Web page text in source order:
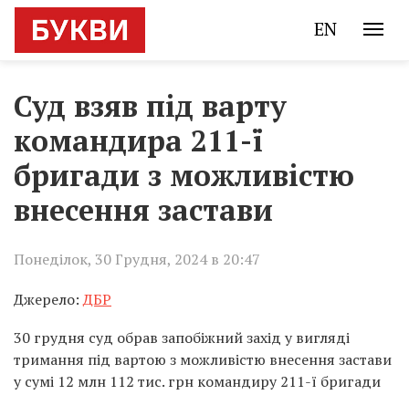
EN
Суд взяв під варту
командира 211-ї
бригади з можливістю
внесення застави
Понеділок, 30 Грудня, 2024 в 20:47
Джерело:ДБР
30 грудня суд обрав запобіжний захід у вигляді
тримання під вартою з можливістю внесення застави
у сумі 12 млн 112 тис. грн командиру 211-ї бригади